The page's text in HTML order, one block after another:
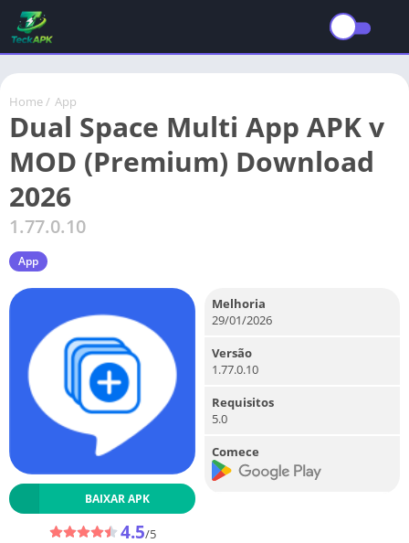
Home / App
Dual Space Multi App APK v
MOD (Premium) Download
2026
1.77.0.10
App
BAIXAR APK
4.5/5
Melhoria
29/01/2026
Versão
1.77.0.10
Requisitos
5.0
Comece